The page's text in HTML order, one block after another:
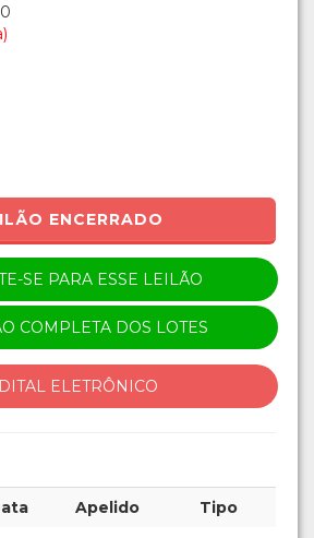
ENCERRADO
SE PARA ESSE LEILÃO
COMPLETA DOS LOTES
ELETRÔNICO
Apelido Tipo